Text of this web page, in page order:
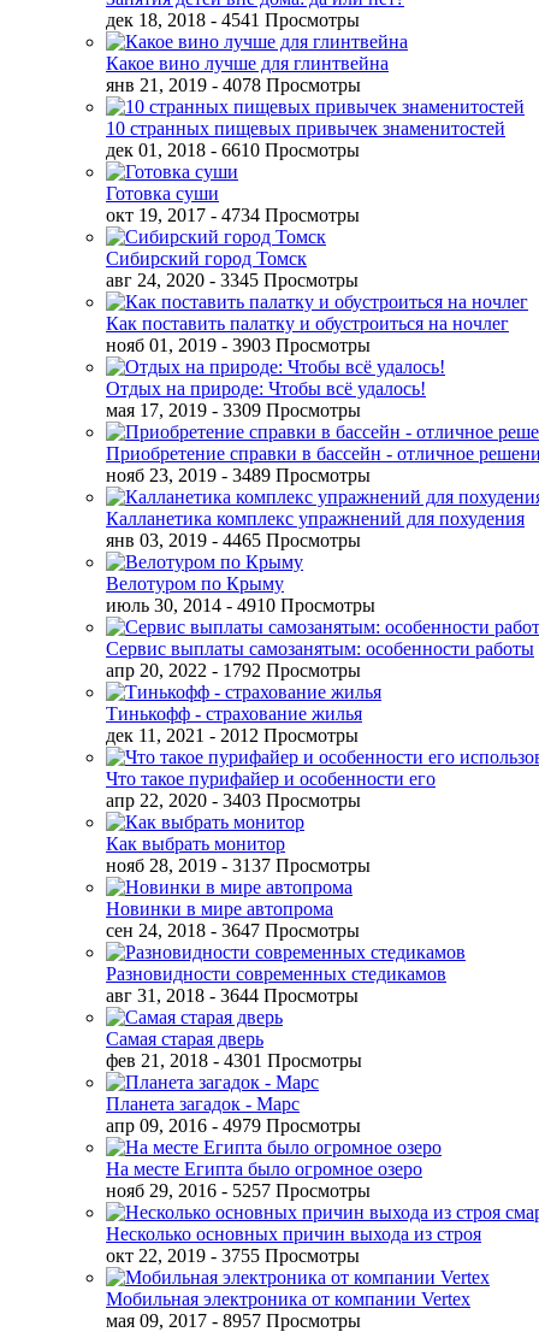
дек 18, 2018 - 4541 Просмотры
Какое вино лучше для глинтвейна
янв 21, 2019 - 4078 Просмотры
10 странных пищевых привычек знаменитостей
дек 01, 2018 - 6610 Просмотры
Готовка суши
окт 19, 2017 - 4734 Просмотры
Сибирский город Томск
авг 24, 2020 - 3345 Просмотры
Как поставить палатку и обустроиться на ночлег
нояб 01, 2019 - 3903 Просмотры
Отдых на природе: Чтобы всё удалось!
мая 17, 2019 - 3309 Просмотры
Приобретение справки в бассейн - отличное
нояб 23, 2019 - 3489 Просмотры
Калланетика комплекс упражнений для похудения
янв 03, 2019 - 4465 Просмотры
Велотуром по Крыму
июль 30, 2014 - 4910 Просмотры
Сервис выплаты самозанятым: особенности работы
апр 20, 2022 - 1792 Просмотры
Тинькофф - страхование жилья
дек 11, 2021 - 2012 Просмотры
Что такое пурифайер и особенности его
апр 22, 2020 - 3403 Просмотры
Как выбрать монитор
нояб 28, 2019 - 3137 Просмотры
Новинки в мире автопрома
сен 24, 2018 - 3647 Просмотры
Разновидности современных стедикамов
авг 31, 2018 - 3644 Просмотры
Самая старая дверь
фев 21, 2018 - 4301 Просмотры
Планета загадок - Марс
апр 09, 2016 - 4979 Просмотры
На месте Египта было огромное озеро
нояб 29, 2016 - 5257 Просмотры
Несколько основных причин выхода из строя
окт 22, 2019 - 3755 Просмотры
Мобильная электроника от компании Vertex
мая 09, 2017 - 8957 Просмотры